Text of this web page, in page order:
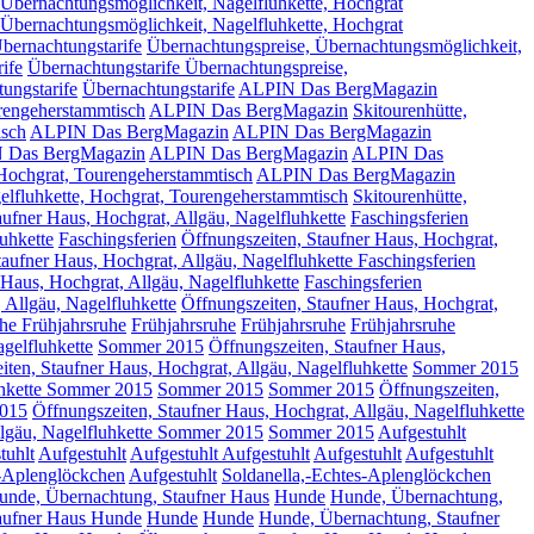
Nagelfluhkette, Hochgrat
Übernachtungspreise, Übernachtungsmöglichkeit,
Übernachtungstarife Übernachtungspreise,
Übernachtungstarife ALPIN Das BergMagazin
ALPIN Das BergMagazin Skitourenhütte,
ALPIN Das BergMagazin ALPIN Das BergMagazin
Das BergMagazin ALPIN Das BergMagazin ALPIN Das
Tourengeherstammtisch ALPIN Das BergMagazin
Hochgrat, Tourengeherstammtisch Skitourenhütte,
Haus, Hochgrat, Allgäu, Nagelfluhkette Faschingsferien
Faschingsferien Öffnungszeiten, Staufner Haus, Hochgrat,
Haus, Hochgrat, Allgäu, Nagelfluhkette Faschingsferien
Hochgrat, Allgäu, Nagelfluhkette Faschingsferien
Allgäu, Nagelfluhkette Öffnungszeiten, Staufner Haus, Hochgrat,
Frühjahrsruhe Frühjahrsruhe Frühjahrsruhe Frühjahrsruhe
Sommer 2015 Öffnungszeiten, Staufner Haus,
Staufner Haus, Hochgrat, Allgäu, Nagelfluhkette Sommer 2015
Sommer 2015 Sommer 2015 Sommer 2015 Öffnungszeiten,
Öffnungszeiten, Staufner Haus, Hochgrat, Allgäu, Nagelfluhkette
Nagelfluhkette Sommer 2015 Sommer 2015 Aufgestuhlt
Aufgestuhlt Aufgestuhlt Aufgestuhlt Aufgestuhlt Aufgestuhlt
Aufgestuhlt Soldanella,-Echtes-Aplenglöckchen
Übernachtung, Staufner Haus Hunde Hunde, Übernachtung,
Haus Hunde Hunde Hunde Hunde, Übernachtung, Staufner